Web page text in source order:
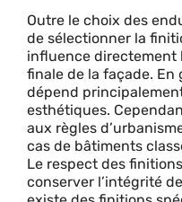
Outre le choix des
de sélectionner la
influence directement
finale de la façade. En
dépend
esthétiques.
aux règles
cas de bâtiments
Le respect des
conserver l’intégrité